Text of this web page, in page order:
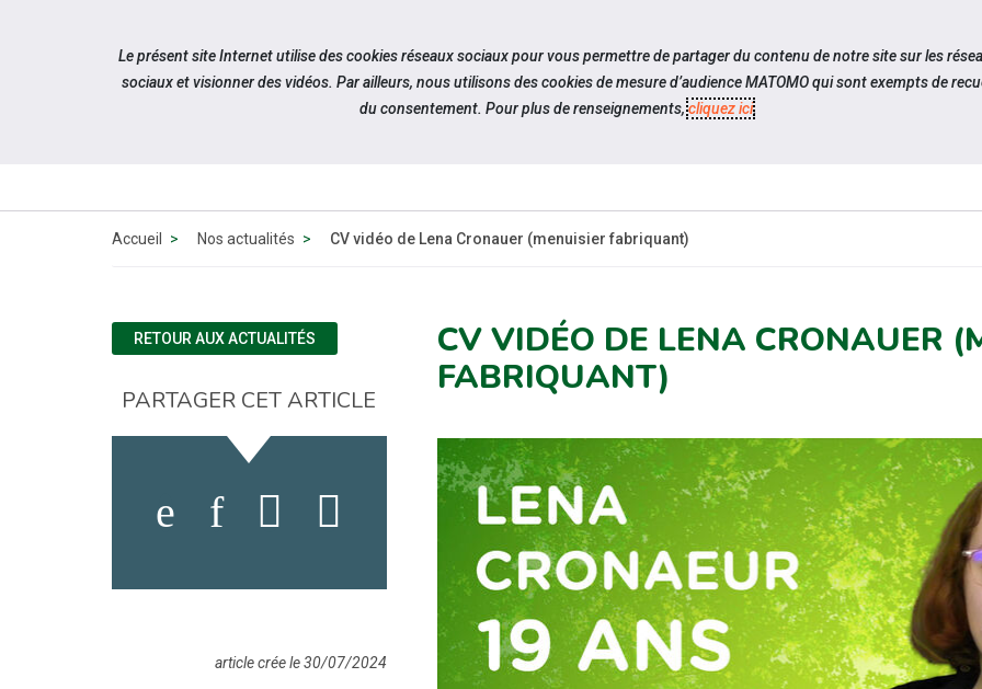
Aller au contenu
Accueil Nos actualités CV vidéo de Lena Cronauer (menuisier fabriquant)
CV VIDÉO DE LENA CRONAUER
FABRIQUANT)
RETOUR AUX ACTUALITÉS
PARTAGER CET ARTICLE
article crée le 30/07/2024
Le présent site Internet utilise des cookies réseaux sociaux pour vous permettre de partager du contenu de notre site sur les
sociaux et visionner des vidéos. Par ailleurs, nous utilisons des cookies de mesure d’audience MATOMO qui sont exempts de
du consentement. Pour plus de renseignements,cliquez ici.